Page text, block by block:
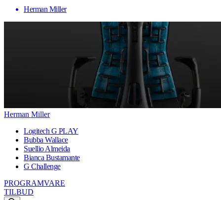
Herman Miller
Herman Miller
Logitech G PLAY
Bubba Wallace
Suellio Almeida
Bianca Bustamante
G Challenge
PROGRAMVARE
TILBUD